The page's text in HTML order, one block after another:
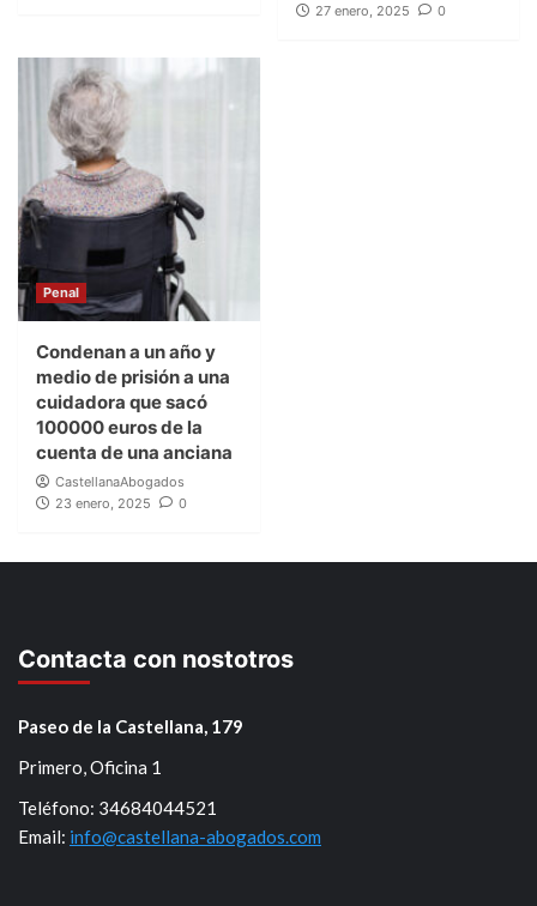
27 enero, 2025
0
Penal
Condenan a un año y
medio de prisión a una
cuidadora que sacó
100000 euros de la
cuenta de una anciana
CastellanaAbogados
23 enero, 2025
0
Contacta con nostotros
Paseo de la Castellana, 179
Primero, Oficina 1
Teléfono: 34684044521
Email: info@castellana-abogados.com